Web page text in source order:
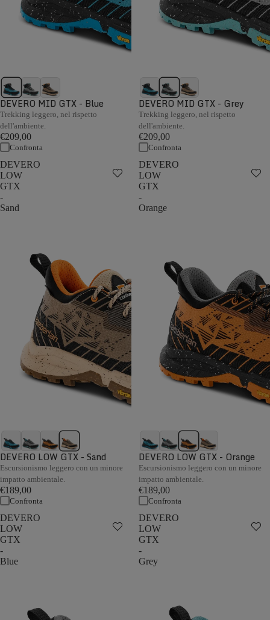
DEVERO MID GTX - Blue
Trekking leggero, nel rispetto
dell'ambiente.
€209,00
Confronta
DEVERO MID GTX - Grey
Trekking leggero, nel rispetto
dell'ambiente.
€209,00
Confronta
DEVERO
LOW
GTX
-
Sand
DEVERO LOW GTX - Sand
Escursionismo leggero con un minore
impatto ambientale.
€189,00
Confronta
DEVERO
LOW
GTX
-
Orange
DEVERO LOW GTX - Orange
Escursionismo leggero con un minore
impatto ambientale.
€189,00
Confronta
DEVERO
LOW
GTX
-
Blue
DEVERO
LOW
GTX
-
Grey